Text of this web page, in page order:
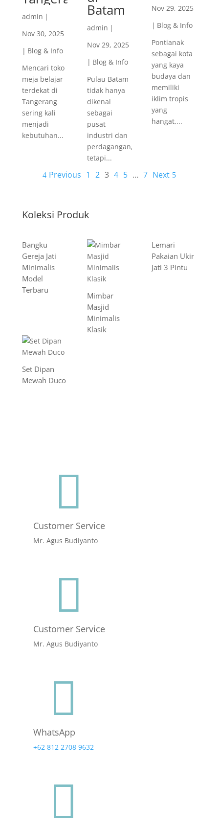
admin |
Nov 30, 2025
| Blog & Info
Mencari toko
meja belajar
terdekat di
Tangerang
sering kali
menjadi
kebutuhan...
Batam
admin |
Nov 29, 2025
| Blog & Info
Pulau Batam
tidak hanya
dikenal
sebagai
pusat
industri dan
perdagangan,
tetapi...
Nov 29, 2025
| Blog & Info
Pontianak
sebagai kota
yang kaya
budaya dan
memiliki
iklim tropis
yang
hangat,...
Previous 1 2 3 4 5 … 7 Next
Koleksi Produk
Bangku
Gereja Jati
Minimalis
Model
Terbaru
Mimbar
Masjid
Minimalis
Klasik
Lemari
Pakaian Ukir
Jati 3 Pintu
Set Dipan
Mewah Duco

Customer Service
Mr. Agus Budiyanto

Customer Service
Mr. Agus Budiyanto

WhatsApp
+62 812 2708 9632
